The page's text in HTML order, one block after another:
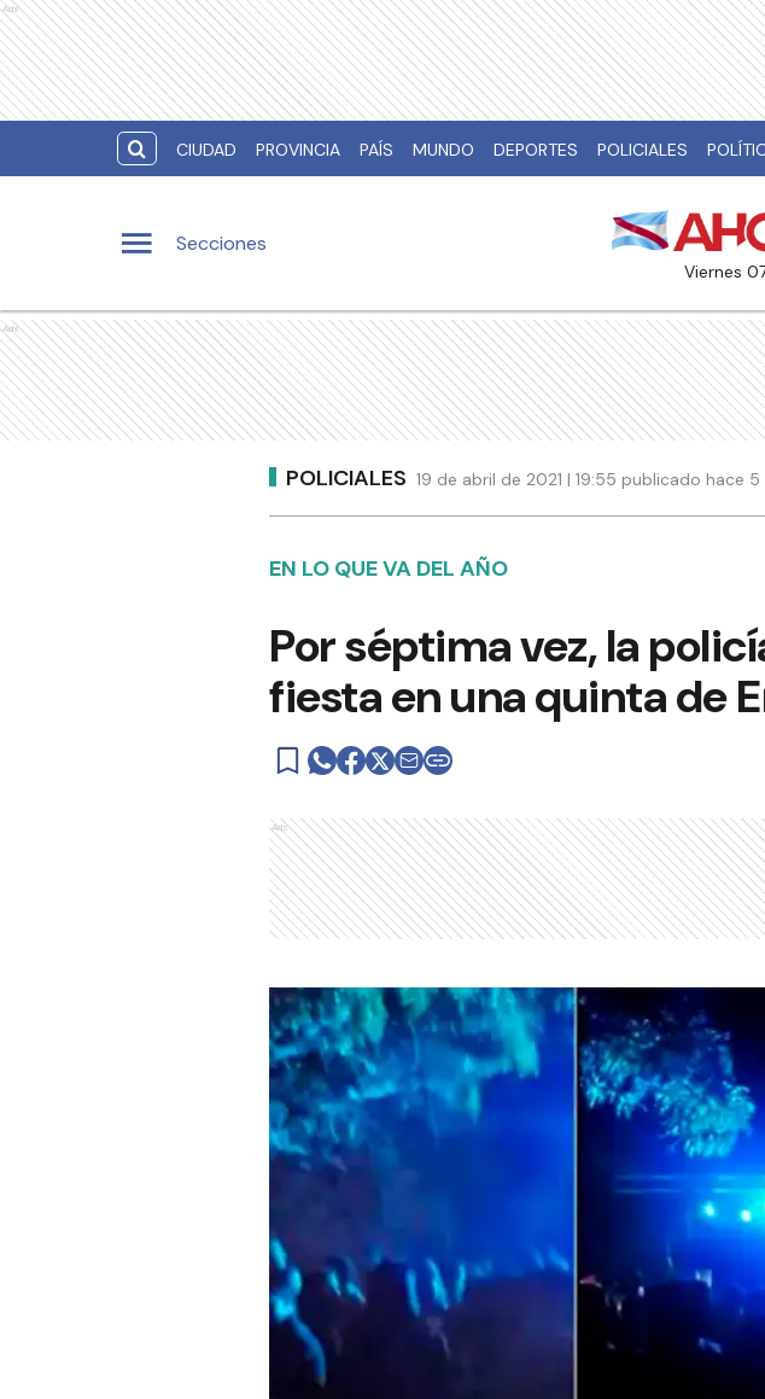
Ads
CIUDAD PROVINCIA PAÍS MUNDO DEPORTES POLICIALES
Secciones
viernes
Ads
POLICIALES 19 de abril de 2021 | 19:55 publicado hace 5
EN LO QUE VA DEL AÑO
Por séptima vez, la
fiesta en una quinta de
Ads